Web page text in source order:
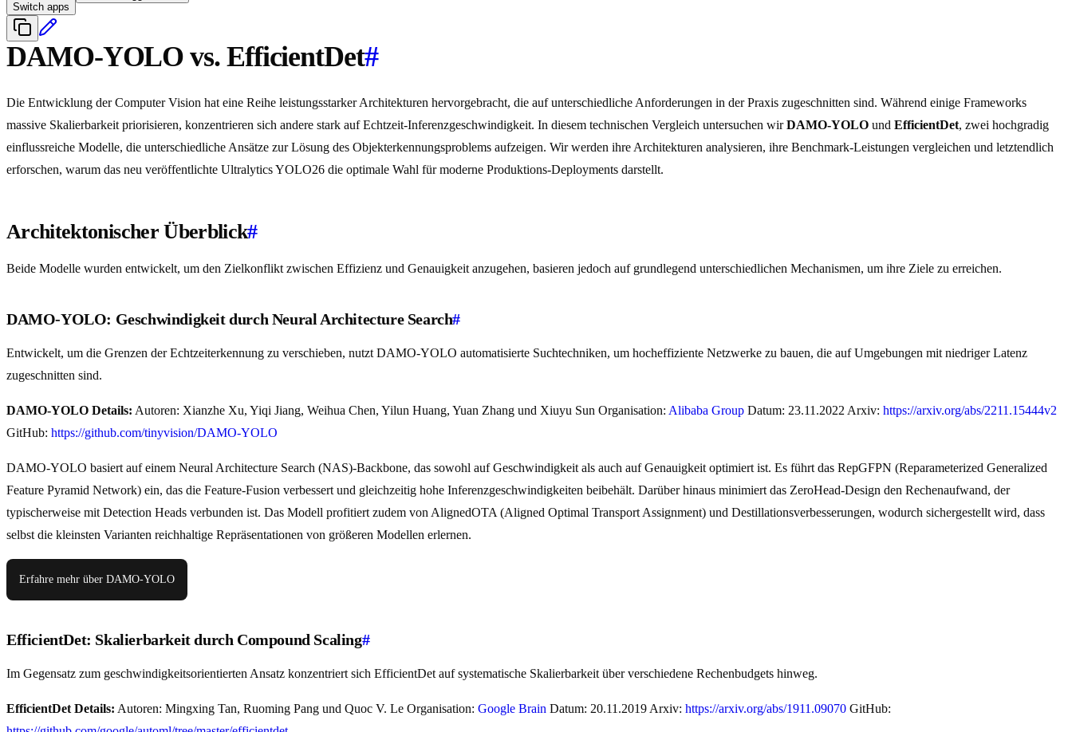
Switch apps
DAMO-YOLO vs. EfficientDet#
Die Entwicklung der Computer Vision hat eine Reihe leistungsstarker Architekturen hervorgebracht, die auf unterschiedliche Anforderungen in der Praxis zugeschnitten sind. Während einige Frameworks
massive Skalierbarkeit priorisieren, konzentrieren sich andere stark auf Echtzeit-Inferenzgeschwindigkeit. In diesem technischen Vergleich untersuchen wirDAMO-YOLO und EfficientDet, zwei hochgradig
einflussreiche Modelle, die unterschiedliche Ansätze zur Lösung des Objekterkennungsproblems aufzeigen. Wir werden ihre Architekturen analysieren, ihre Benchmark-Leistungen vergleichen und letztendlich
erforschen, warum das neu veröffentlichte Ultralytics YOLO26 die optimale Wahl für moderne Produktions-Deployments darstellt.
Architektonischer Überblick#
Beide Modelle wurden entwickelt, um den Zielkonflikt zwischen Effizienz und Genauigkeit anzugehen, basieren jedoch auf grundlegend unterschiedlichen Mechanismen, um ihre Ziele zu erreichen.
DAMO-YOLO: Geschwindigkeit durch Neural Architecture Search#
Entwickelt, um die Grenzen der Echtzeiterkennung zu verschieben, nutzt DAMO-YOLO automatisierte Suchtechniken, um hocheffiziente Netzwerke zu bauen, die auf Umgebungen mit niedriger Latenz
zugeschnitten sind.
DAMO-YOLO Details: Autoren: Xianzhe Xu, Yiqi Jiang, Weihua Chen, Yilun Huang, Yuan Zhang und Xiuyu Sun Organisation: Alibaba Group Datum: 23.11.2022 Arxiv: https://arxiv.org/abs/2211.15444v2
GitHub: https://github.com/tinyvision/DAMO-YOLO
DAMO-YOLO basiert auf einem Neural Architecture Search (NAS)-Backbone, das sowohl auf Geschwindigkeit als auch auf Genauigkeit optimiert ist. Es führt das RepGFPN (Reparameterized Generalized
Feature Pyramid Network) ein, das die Feature-Fusion verbessert und gleichzeitig hohe Inferenzgeschwindigkeiten beibehält. Darüber hinaus minimiert das ZeroHead-Design den Rechenaufwand, der
typischerweise mit Detection Heads verbunden ist. Das Modell profitiert zudem von AlignedOTA (Aligned Optimal Transport Assignment) und Destillationsverbesserungen, wodurch sichergestellt wird, dass
selbst die kleinsten Varianten reichhaltige Repräsentationen von größeren Modellen erlernen.
Erfahre mehr über DAMO-YOLO
EfficientDet: Skalierbarkeit durch Compound Scaling#
Im Gegensatz zum geschwindigkeitsorientierten Ansatz konzentriert sich EfficientDet auf systematische Skalierbarkeit über verschiedene Rechenbudgets hinweg.
EfficientDet Details: Autoren: Mingxing Tan, Ruoming Pang und Quoc V. Le Organisation: Google Brain Datum: 20.11.2019 Arxiv: https://arxiv.org/abs/1911.09070 GitHub: